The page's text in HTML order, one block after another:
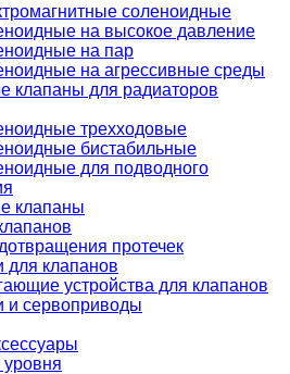
соленоидные
на высокое давление
на пар
на агрессивные среды
клапаны для радиаторов
трехходовые
бистабильные
для подводного
клапаны
протечек
для клапанов
устройства для клапанов
и сервоприводы